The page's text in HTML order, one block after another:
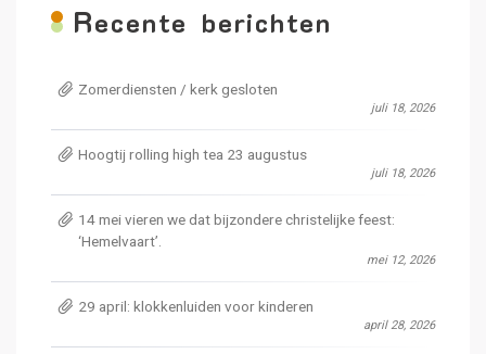
Recente berichten
Zomerdiensten / kerk gesloten
juli 18, 2026
Hoogtij rolling high tea 23 augustus
juli 18, 2026
14 mei vieren we dat bijzondere christelijke feest:
‘Hemelvaart’.
mei 12, 2026
29 april: klokkenluiden voor kinderen
april 28, 2026